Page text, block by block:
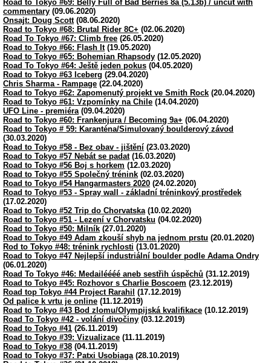
Road to Tokyo #69: Belly Full of Bad Berries 8a (5.13b) / uncut with
commentary (09.06.2020)
Onsajt: Doug Scott(08.06.2020)
Road to Tokyo #68: Brutal Rider 8C+ (02.06.2020)
Road To Tokyo #67: Climb free (26.05.2020)
Road to Tokyo #66: Flash It(19.05.2020)
Road to Tokyo #65: Bohemian Rhapsody (12.05.2020)
Road To Tokyo #64: Ještě jeden pokus (04.05.2020)
Road to Tokyo #63 Iceberg (29.04.2020)
Chris Sharma - Rampage (22.04.2020)
Road to Tokyo #62: Zapomenutý projekt ve Smith Rock (20.04.2020)
Road to Tokyo #61: Vzpomínky na Chile (14.04.2020)
UFO Line - premiéra (09.04.2020)
Road to Tokyo #60: Frankenjura / Becoming 9a+ (06.04.2020)
Road to Tokyo # 59: Karanténa/Simulovaný boulderový závod
(30.03.2020)
Road to Tokyo #58 - Bez obav - jištění (23.03.2020)
Road to Tokyo #57 Nebát se padat(16.03.2020)
Road to Tokyo #56 Boj s horkem (12.03.2020)
Road to Tokyo #55 Společný trénink (02.03.2020)
Road to Tokyo #54 Hangarmasters 2020 (24.02.2020)
Road to Tokyo #53 - Spray wall - základní tréninkový prostředek
(17.02.2020)
Road to Tokyo #52 Trip do Chorvatska (10.02.2020)
Road to Tokyo #51 - Lezení v Chorvatsku (04.02.2020)
Road to Tokyo #50: Milník (27.01.2020)
Road to Tokyo #49 Adam zkouší shyb na jednom prstu (20.01.2020)
Rod to Tokyo #48: trénink rychlosti (13.01.2020)
Road to Tokyo #47 Nejlepší industriální boulder podle Adama Ondry
(06.01.2020)
Road To Tokyo #46: Medailéééé aneb sestřih úspěchů (31.12.2019)
Road to Tokyo #45: Rozhovor s Charlie Boscoem (23.12.2019)
Road top Tokyo #44 Project Rarahil (17.12.2019)
Od palice k vrtu je online (11.12.2019)
Road to Tokyo #43 Bod zlomu/Olympijská kvalifikace (10.12.2019)
Road To Tokyo #42 - volání divočiny (03.12.2019)
Road to Tokyo #41 (26.11.2019)
Road to Tokyo #39: Vizualizace (11.11.2019)
Road to Tokyo #38 (04.11.2019)
Road to Tokyo #37: Patxi Usobiaga (28.10.2019)